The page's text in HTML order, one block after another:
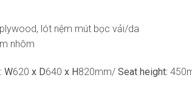
lót nệm mút bọc vải/da
nhôm
W620 x D640 x H820mm/ Seat height: